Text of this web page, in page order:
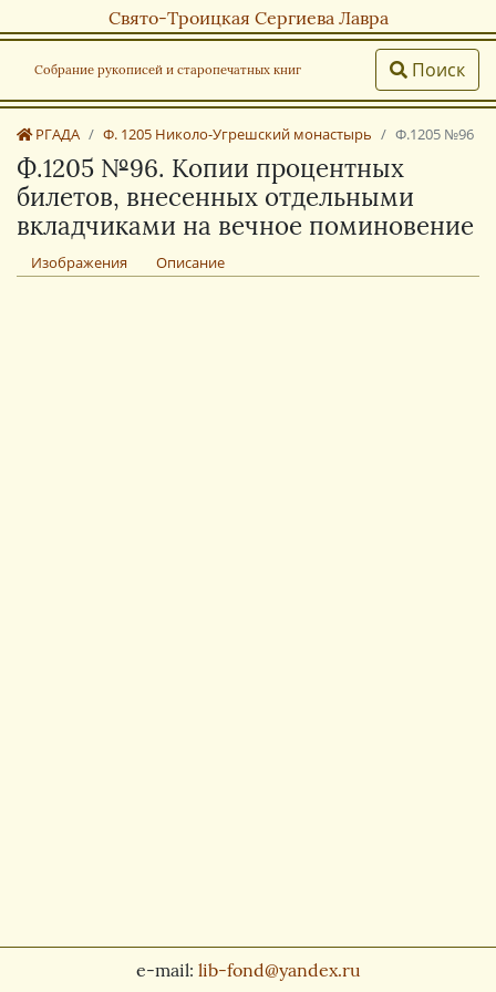
Свято-Троицкая Сергиева Лавра
Собрание рукописей и старопечатных книг Поиск
РГАДА Ф. 1205 Николо-Угрешский монастырь Ф.1205 №96
Ф.1205 №96. Копии процентных
билетов, внесенных отдельными
вкладчиками на вечное поминовение
Изображения Описание
e-mail: lib-fond@yandex.ru